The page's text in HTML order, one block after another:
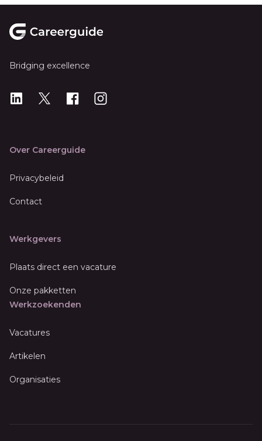
Bridging excellence
LinkedIn
X Instagram
Over Careerguide
Privacybeleid
Contact
Werkgevers
Plaats direct een vacature
Onze pakketten
Werkzoekenden
Vacatures
Artikelen
Organisaties